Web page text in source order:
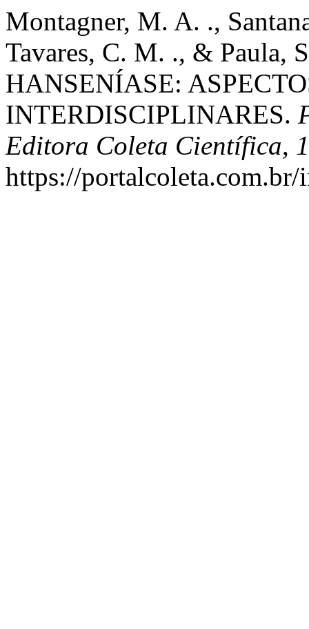
Montagner, M. A. .,
Tavares, C. M. ., & Paula,
HANSENÍASE:
INTERDISCIPLINARES.
Editora Coleta Científica, 1
https://